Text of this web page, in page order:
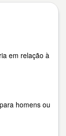
em relação à
homens ou